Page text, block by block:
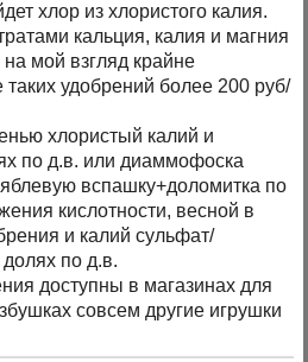
хлор из хлористого калия.
кальция, калия и магния
мой взгляд крайне
таких удобрений более 200 руб/
хлористый калий и
по д.в. или диаммофоска
вспашку+доломитка по
кислотности, весной в
и калий сульфат/
по д.в.
доступны в магазинах для
совсем другие игрушки